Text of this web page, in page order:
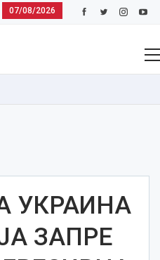
07/08/2026
УКРАИНА
ЗАПРЕ